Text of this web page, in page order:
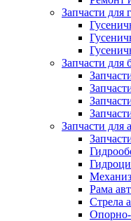
Запчасти для
Запчасти для
Запчасти для
Рама
Стрела
Опорно-